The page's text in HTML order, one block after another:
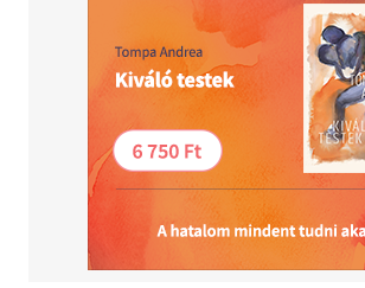
7. Diomédész kancái (valamint Alkésztisz
története - Hippolüté öve)
8. Gérüón marhái - A heszperiszek
9. Kerberosz - A munkák után: bűn és
- A prófécia beteljesedik, avagy a gigászok
- Nesszosz inge - Megdicsőülés
10. BELLEROPOHON - A szárnyas lény - A
11. Lükiában - Kimerikus reakció - Aki túl
12. ORPHEUSZ - Hogyan szelídítsük meg
- Orpheusz és Eurüdiké - Orpheusz az
- Orpheusz halála